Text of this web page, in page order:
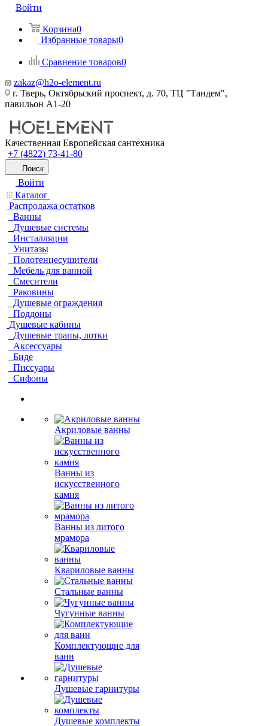
Войти
Корзина0
Избранные товары0
Сравнение товаров0
zakaz@h2o-element.ru
г. Тверь, Октябрьский проспект, д. 70, ТЦ "Тандем",
павильон А1-20
Качественная Европейская сантехника
+7 (4822) 73-41-80
Поиск
Войти
Каталог
Распродажа остатков
Ванны
Душевые системы
Инсталляции
Унитазы
Полотенцесушители
Мебель для ванной
Смесители
Раковины
Душевые ограждения
Поддоны
Душевые кабины
Душевые трапы, лотки
Аксессуары
Биде
Писсуары
Сифоны
Акриловые ванны
Ванны из
искусственного
камня
Ванны из литого
мрамора
Квариловые ванны
Стальные ванны
Чугунные ванны
Комплектующие для
ванн
Душевые гарнитуры
Душевые комплекты